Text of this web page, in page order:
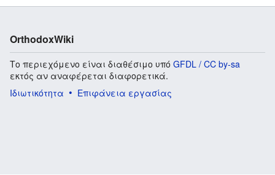
OrthodoxWiki
Το περιεχόμενο είναι διαθέσιμο υπό GFDL / CC by-sa
εκτός αν αναφέρεται διαφορετικά.
Ιδιωτικότητα
Επιφάνεια εργασίας